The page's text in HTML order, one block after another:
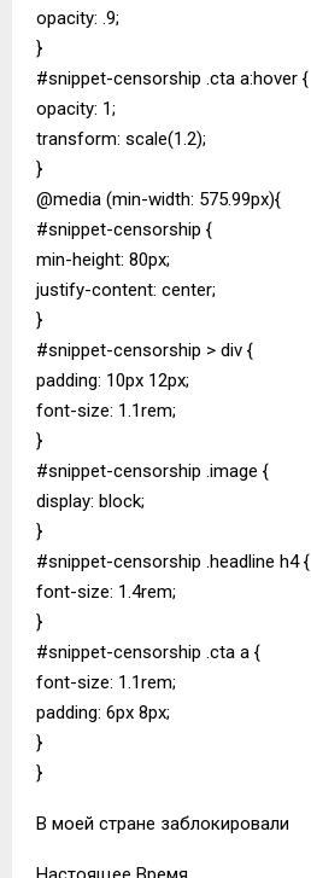
opacity: .9;
}
#snippet-censorship .cta a:hover {
opacity: 1;
transform: scale(1.2);
}
@media (min-width: 575.99px){
#snippet-censorship {
min-height: 80px;
justify-content: center;
}
#snippet-censorship > div {
padding: 10px 12px;
font-size: 1.1rem;
}
#snippet-censorship .image {
display: block;
}
#snippet-censorship .headline h4 {
font-size: 1.4rem;
}
#snippet-censorship .cta a {
font-size: 1.1rem;
padding: 6px 8px;
}
}
В моей стране заблокировали